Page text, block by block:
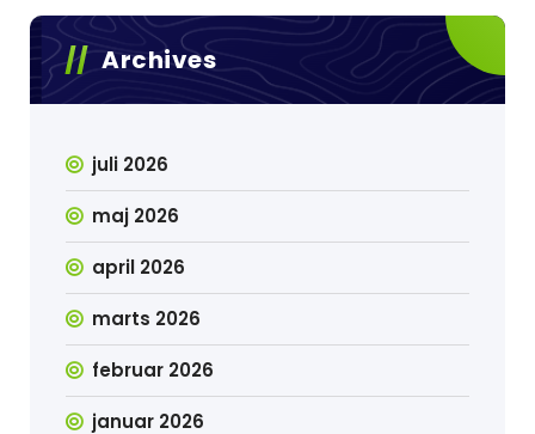
Archives
juli 2026
maj 2026
april 2026
marts 2026
februar 2026
januar 2026